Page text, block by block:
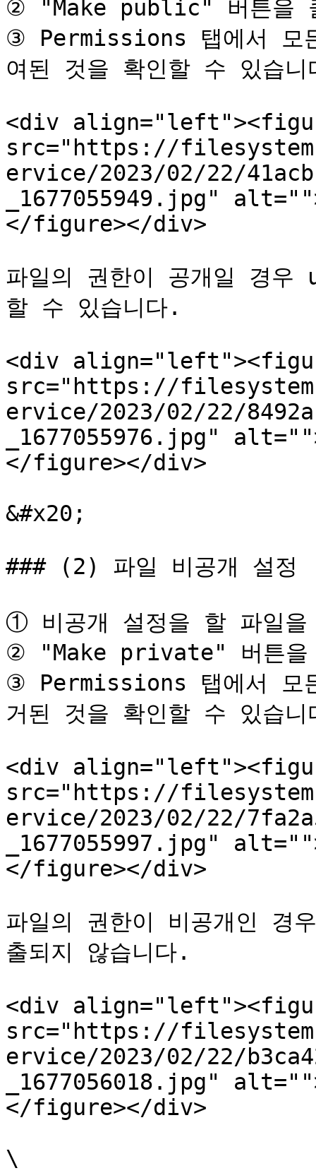
② "Make public" 버튼을
③ Permissions 탭에서 모
여된 것을 확인할 수 있습
<div
src="https://
ervice/2023/02/22/
_1677055949.jpg"
</figure></div>
파일의 권한이 공개일 경
할 수 있습니다.
<div
src="https://
ervice/2023/02/22/
_1677055976.jpg"
</figure></div>
&#x20;
### (2) 파일 비공개 설정
① 비공개 설정을 할 파일
② "Make private" 버튼을
③ Permissions 탭에서 모
거된 것을 확인할 수 있습
<div
src="https://
ervice/2023/02/22/
_1677055997.jpg"
</figure></div>
파일의 권한이 비공개인
출되지 않습니다.
<div
src="https://
ervice/2023/02/22/
_1677056018.jpg"
</figure></div>
\